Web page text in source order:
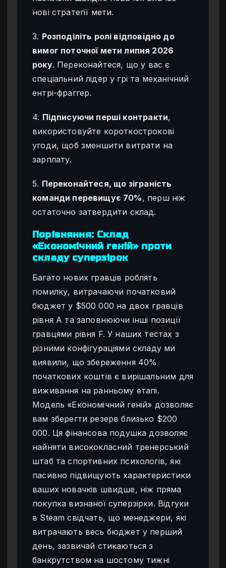
нові стратегії мети.
3. Розподіліть ролі відповідно до
вимог поточної мети липня 2026
року. Переконайтеся, що у вас є
спеціальний лідер у грі та механічний
ентрі-фраггер.
4. Підписуючи перші контракти,
використовуйте короткострокові
угоди, щоб зменшити витрати на
зарплату.
5. Переконайтеся, що зіграність
команди перевищує 70%, перш ніж
остаточно затвердити склад.
Порівняння: Склад
«Економічний геній» проти
складу суперзірок
Багато нових гравців роблять
помилку, витрачаючи початковий
бюджет у $500 000 на двох гравців
рівня А та заповнюючи інші позиції
гравцями рівня F. У наших тестах з
різними конфігураціями складу ми
виявили, що збереження 40%
початкових коштів є вирішальним для
виживання на ранньому етапі.
Модель «Економічний геній» дозволяє
вам зберегти резерв близько $200
000. Ця фінансова подушка дозволяє
найняти висококласний тренерський
штаб та спортивних психологів, які
пасивно підвищують характеристики
ваших новачків швидше, ніж пряма
покупка визнаної суперзірки. Відгуки
в Steam свідчать, що менеджери, які
витрачають весь бюджет у перший
день, зазвичай стикаються з
банкрутством на шостому тижні